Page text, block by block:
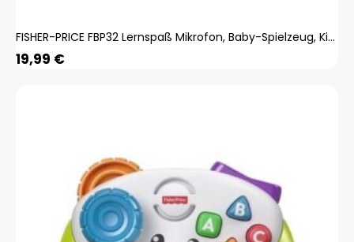
FISHER-PRICE FBP32 Lernspaß Mikrofon, Baby-Spielzeug, Kinder Mikrofon, Lernspielzeug
19,99 €